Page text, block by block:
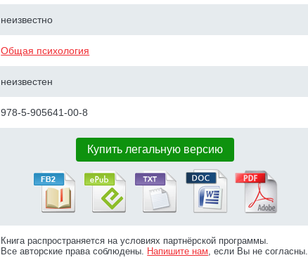
неизвестно
Общая психология
неизвестен
978-5-905641-00-8
Купить легальную версию
Книга распространяется на условиях партнёрской программы.
Все авторские права соблюдены. Напишите нам, если Вы не согласны.